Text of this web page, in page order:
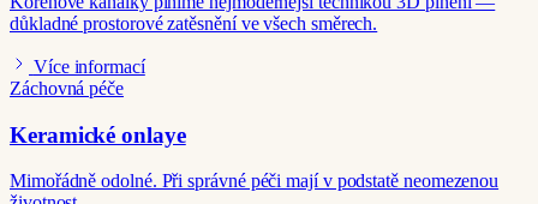
důkladné prostorové zatěsnění ve všech směrech.
Více informací
Záchovná péče
Keramické onlaye
Mimořádně odolné. Při správné péči mají v podstatě neomezenou